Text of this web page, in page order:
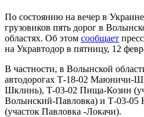
По состоянию на вечер в
грузовиков пять дорог в
областях. Об этом сообщает
на Укравтодор в пятницу, 12
В частности, в Волынской
автодорогах Т-18-02 Маюничи-
Шклинь), Т-03-02 Пища-Козин
Волынский-Павловка) и Т-03-05
(участок Павловка -Локачи).